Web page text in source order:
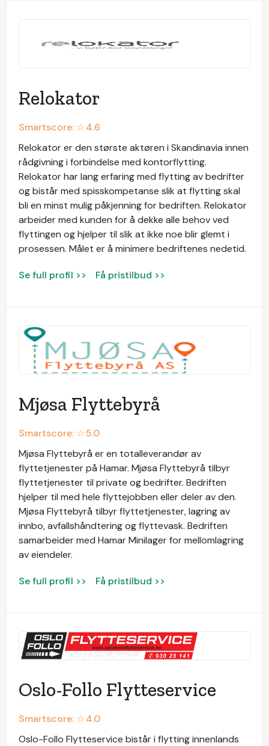
Relokator
Smartscore: ☆4.6
Relokator er den største aktøren i Skandinavia innen
rådgivning i forbindelse med kontorflytting.
Relokator har lang erfaring med flytting av bedrifter
og bistår med spisskompetanse slik at flytting skal
bli en minst mulig påkjenning for bedriften. Relokator
arbeider med kunden for å dekke alle behov ved
flyttingen og hjelper til slik at ikke noe blir glemt i
prosessen. Målet er å minimere bedriftenes nedetid.
Se full profil >> Få pristilbud >>
Mjøsa Flyttebyrå
Smartscore: ☆5.0
Mjøsa Flyttebyrå er en totalleverandør av
flyttetjenester på Hamar. Mjøsa Flyttebyrå tilbyr
flyttetjenester til private og bedrifter. Bedriften
hjelper til med hele flyttejobben eller deler av den.
Mjøsa Flyttebyrå tilbyr flyttetjenester, lagring av
innbo, avfallshåndtering og flyttevask. Bedriften
samarbeider med Hamar Minilager for mellomlagring
av eiendeler.
Se full profil >> Få pristilbud >>
Oslo-Follo Flytteservice
Smartscore: ☆4.0
Oslo-Follo Flytteservice bistår i flytting innenlands